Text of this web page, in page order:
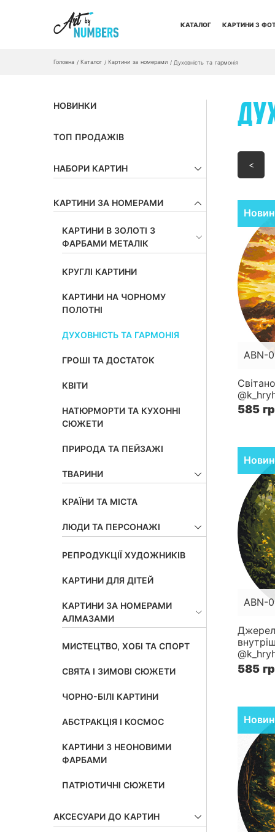
КАТАЛОГ КАРТИНИ З
Головна / Каталог / Картини за номерами / Духовність та гармонія
НОВИНКИ
ТОП ПРОДАЖІВ
НАБОРИ КАРТИН
КАРТИНИ ЗА НОМЕРАМИ
КАРТИНИ В ЗОЛОТІ З
ФАРБАМИ МЕТАЛІК
КРУГЛІ КАРТИНИ
КАРТИНИ НА ЧОРНОМУ
ПОЛОТНІ
ДУХОВНІСТЬ ТА ГАРМОНІЯ
ГРОШІ ТА ДОСТАТОК
КВІТИ
НАТЮРМОРТИ ТА КУХОННІ
СЮЖЕТИ
ПРИРОДА ТА ПЕЙЗАЖІ
ТВАРИНИ
КРАЇНИ ТА МІСТА
ЛЮДИ ТА ПЕРСОНАЖІ
РЕПРОДУКЦІЇ ХУДОЖНИКІВ
КАРТИНИ ДЛЯ ДІТЕЙ
КАРТИНИ ЗА НОМЕРАМИ
АЛМАЗАМИ
МИСТЕЦТВО, ХОБІ ТА СПОРТ
СВЯТА І ЗИМОВІ СЮЖЕТИ
ЧОРНО-БІЛІ КАРТИНИ
АБСТРАКЦІЯ І КОСМОС
КАРТИНИ З НЕОНОВИМИ
ФАРБАМИ
ПАТРІОТИЧНІ СЮЖЕТИ
АКСЕСУАРИ ДО КАРТИН
<
ABN-
Розмір
585
ABN-
Розмір
585